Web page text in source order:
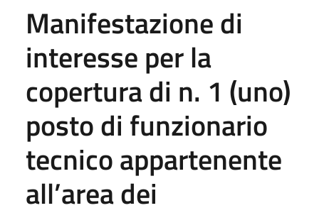
Manifestazione di
interesse per la
copertura di n. 1 (uno)
posto di funzionario
tecnico appartenente
all’area dei